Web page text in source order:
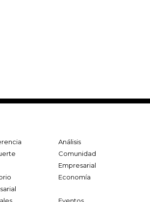
Análisis
Comunidad
Empresarial
Economía